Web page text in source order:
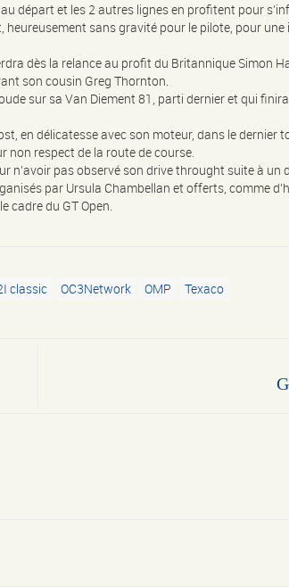
départ et les 2 autres lignes en profitent pour
sans gravité pour le pilote, pour
dès la relance au profit du Britannique Simon
son cousin Greg Thornton.
sur sa Van Diement 81, parti dernier et qui
en délicatesse avec son moteur, dans le dernier
non respect de la route de course.
n’avoir pas observé son drive throught suite à un
par Ursula Chambellan et offerts, comme
cadre du GT Open.
classic OC3Network OMP Texaco